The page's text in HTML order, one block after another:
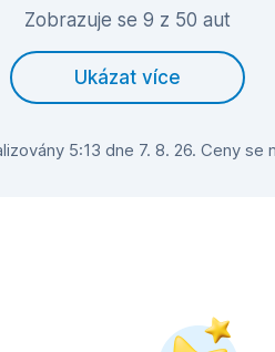
Zobrazuje se 9 z 50 aut
Ukázat více
5:13 dne 7. 8. 26. Ceny